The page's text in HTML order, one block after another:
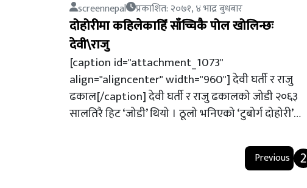
screennepal प्रकाशित: २०७१, ४ भाद्र बुधबार
दोहोरीमा कहिलेकाहिँ साँच्चिकै पोल खोलिन्छः
देवी\राजु
[caption id="attachment_1073"
align="aligncenter" width="960"] देवी घर्ती र राजु
ढकाल[/caption] देवी घर्ती र राजु ढकालको जोडी २०६३
सालतिरै हिट ‘जोडी’ थियो । ठूलो भनिएको ‘टुबोर्ग दोहोरी’…
Previous 2